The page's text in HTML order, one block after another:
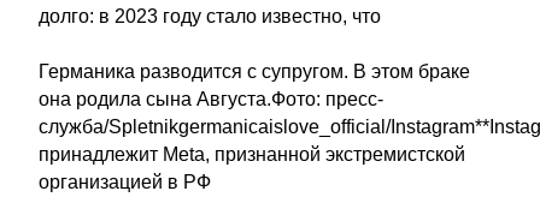
долго: в 2023 году стало известно, что
Германика разводится с супругом. В этом браке
она родила сына Августа.Фото: пресс-
служба/Spletnikgermanicaislove_official/
принадлежит Meta, признанной экстремистской
организацией в РФ